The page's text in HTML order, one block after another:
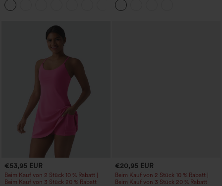
Peezy-Edition
geschwungenem Schlitzsaum, Midi-
Länge und Taschen
€53,95 EUR
Beim Kauf von 2 Stück 10 % Rabatt |
Beim Kauf von 3 Stück 20 % Rabatt
€20,95 EUR
Beim Kauf von 2 Stück 10 % Rabatt |
Beim Kauf von 3 Stück 20 % Rabatt